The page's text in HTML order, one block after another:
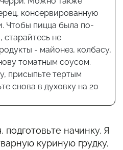
подготовьте начинку. Я
куриную грудку,